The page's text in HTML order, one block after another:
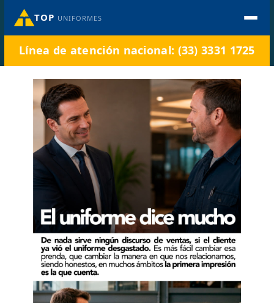
TOP UNIFORMES
Línea de atención nacional: (33) 3331 1725